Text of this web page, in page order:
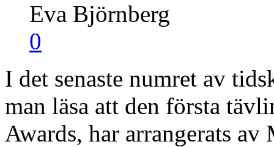
Eva Björnberg
0
I det senaste numret av
man läsa att den första
Awards, har arrangerats